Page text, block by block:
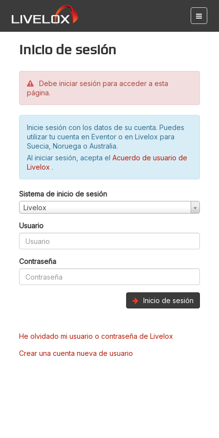
Inicio de sesión
Debe iniciar sesión para acceder a esta
página.
Inicie sesión con los datos de su cuenta. Puedes
utilizar tu cuenta en Eventor o en Livelox para
Suecia, Noruega o Australia.
Al iniciar sesión, acepta el Acuerdo de usuario de
Livelox .
Sistema de inicio de sesión
Livelox
Usuario
Contraseña
Inicio de sesión
He olvidado mi usuario o contraseña de Livelox
Crear una cuenta nueva de usuario